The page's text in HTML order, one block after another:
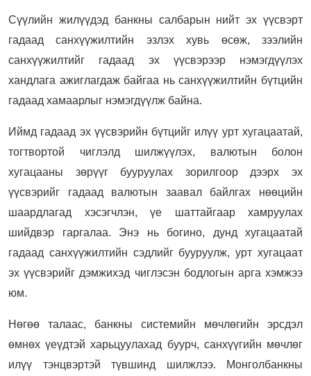
Сүүлийн жилүүдэд банкны салбарын нийт эх үүсвэрт
гадаад санхүүжилтийн эзлэх хувь өсөж, зээлийн
санхүүжилтийг гадаад эх үүсвэрээр нэмэгдүүлэх
хандлага ажиглагдаж байгаа нь санхүүжилтийн бүтцийн
гадаад хамаарлыг нэмэгдүүлж байна.
Иймд гадаад эх үүсвэрийн бүтцийг илүү урт хугацаатай,
тогтвортой чиглэлд шилжүүлэх, валютын болон
хугацааны зөрүүг бууруулах зорилгоор дээрх эх
үүсвэрийг гадаад валютын заавал байлгах нөөцийн
шаардлагад хэсэгчлэн, үе шаттайгаар хамруулах
шийдвэр гаргалаа. Энэ нь богино, дунд хугацаатай
гадаад санхүүжилтийн сэдлийг бууруулж, урт хугацаат
эх үүсвэрийг дэмжихэд чиглэсэн бодлогын арга хэмжээ
юм.
Нөгөө талаас, банкны системийн мөчлөгийн эрсдэл
өмнөх үеүдтэй харьцуулахад буурч, санхүүгийн мөчлөг
илүү тэнцвэртэй түвшинд шилжлээ. Монголбанкны